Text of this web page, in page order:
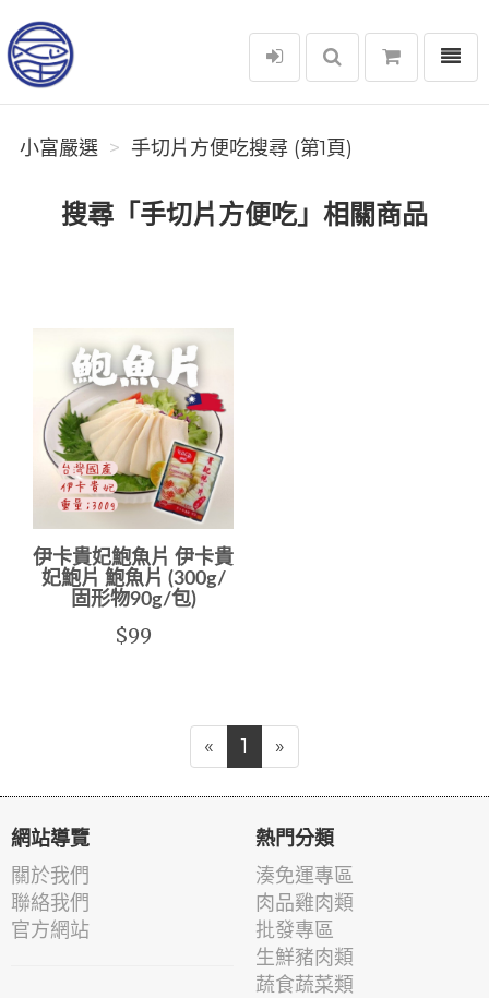
小富嚴選
選單
小富嚴選 手切片方便吃搜尋 (第1頁)
搜尋「手切片方便吃」相關商品
伊卡貴妃鮑魚片 伊卡貴
妃鮑片 鮑魚片 (300g/
固形物90g/包)
$99
« 1 »
網站導覽
關於我們
聯絡我們
官方網站
熱門分類
湊免運專區
肉品雞肉類
批發專區
生鮮豬肉類
蔬食蔬菜類